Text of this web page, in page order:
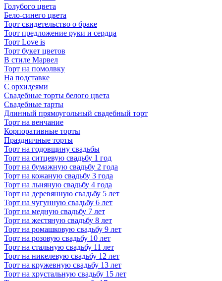
Голубого цвета
Бело-синего цвета
Торт свидетельство о браке
Торт предложение руки и сердца
Торт Love is
Торт букет цветов
В стиле Марвел
Торт на помолвку
На подставке
С орхидеями
Свадебные торты белого цвета
Свадебные тарты
Длинный прямоугольный свадебный торт
Торт на венчание
Корпоративные торты
Праздничные торты
Торт на годовщину свадьбы
Торт на ситцевую свадьбу 1 год
Торт на бумажную свадьбу 2 года
Торт на кожаную свадьбу 3 года
Торт на льняную свадьбу 4 года
Торт на деревянную свадьбу 5 лет
Торт на чугунную свадьбу 6 лет
Торт на медную свадьбу 7 лет
Торт на жестяную свадьбу 8 лет
Торт на ромашковую свадьбу 9 лет
Торт на розовую свадьбу 10 лет
Торт на стальную свадьбу 11 лет
Торт на никелевую свадьбу 12 лет
Торт на кружевную свадьбу 13 лет
Торт на хрустальную свадьбу 15 лет